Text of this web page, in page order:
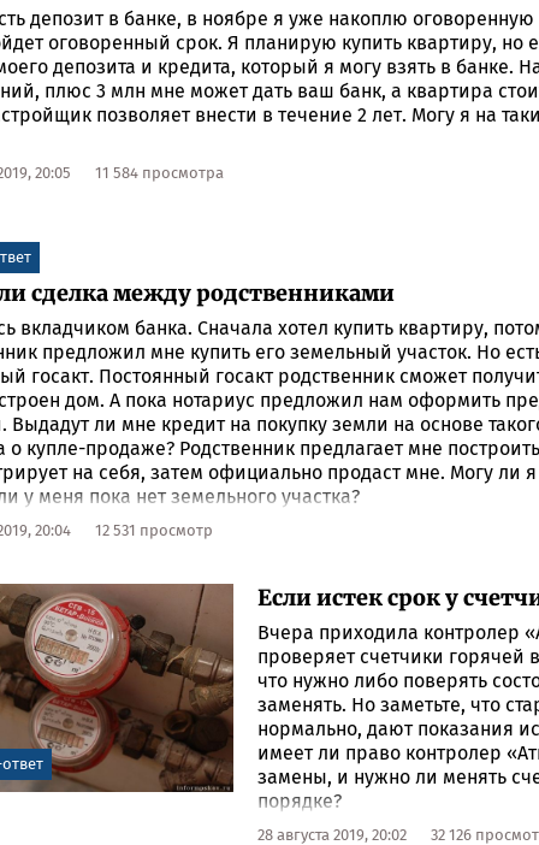
депозит в банке, в ноябре я уже накоплю
оговоренный срок. Я планирую купить квартиру, но
депозита и кредита, который я могу взять в банке.
плюс 3 млн мне может дать ваш банк, а квартира
позволяет внести в течение 2 лет. Могу я на
20:05 11 584 просмотра
сделка между родственниками
вкладчиком банка. Сначала хотел купить квартиру,
предложил мне купить его земельный участок. Но
госакт. Постоянный госакт родственник сможет
дом. А пока нотариус предложил нам оформить
Выдадут ли мне кредит на покупку земли на основе
о купле-продаже? Родственник предлагает мне
на себя, затем официально продаст мне. Могу ли
у меня пока нет земельного участка?
20:04 12 531 просмотр
Если истек срок у
Вчера приходила контролер
проверяет счетчики горячей
что нужно либо поверять
заменять. Но заметьте, что
нормально, дают показания
имеет ли право контролер
замены, и нужно ли менять
порядке?
28 августа 2019, 20:02 32 126